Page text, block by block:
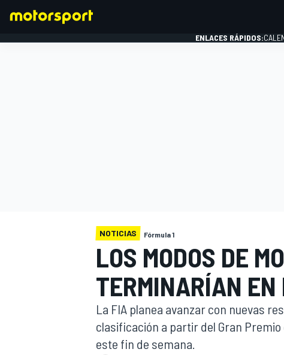
INDYCAR
ENLACES RÁPIDOS:
NOTICIAS Fórmula 1
LOS MODOS DE
TERMINARÍAN EN
La FIA planea avanzar con nuevas
clasificación a partir del Gran
este fin de semana.